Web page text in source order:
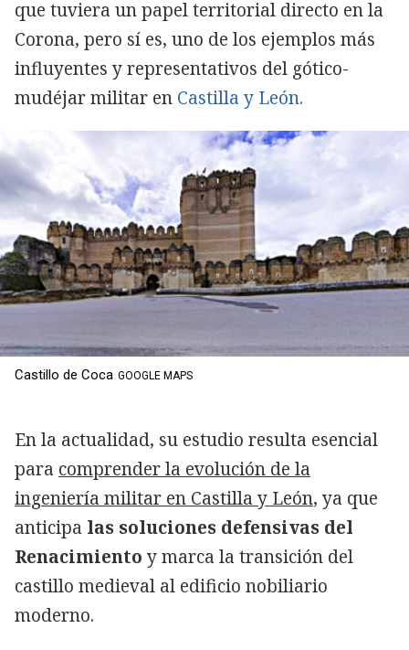
que tuviera un papel territorial directo en la
Corona, pero sí es, uno de los ejemplos más
influyentes y representativos del gótico-
mudéjar militar en Castilla y León.
Castillo de Coca GOOGLE MAPS
En la actualidad, su estudio resulta esencial
para comprender la evolución de la
ingeniería militar en Castilla y León, ya que
anticipa las soluciones defensivas del
Renacimiento y marca la transición del
castillo medieval al edificio nobiliario
moderno.